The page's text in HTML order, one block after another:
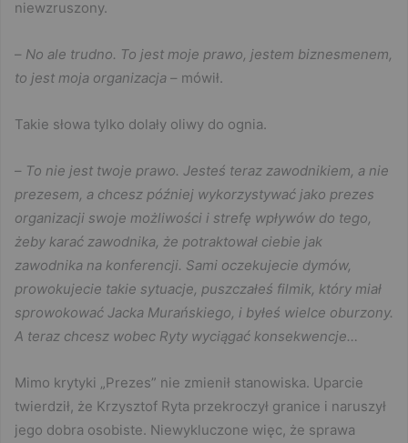
niewzruszony.
– No ale trudno. To jest moje prawo, jestem biznesmenem,
to jest moja organizacja – mówił.
Takie słowa tylko dolały oliwy do ognia.
– To nie jest twoje prawo. Jesteś teraz zawodnikiem, a nie
prezesem, a chcesz później wykorzystywać jako prezes
organizacji swoje możliwości i strefę wpływów do tego,
żeby karać zawodnika, że potraktował ciebie jak
zawodnika na konferencji. Sami oczekujecie dymów,
prowokujecie takie sytuacje, puszczałeś filmik, który miał
sprowokować Jacka Murańskiego, i byłeś wielce oburzony.
A teraz chcesz wobec Ryty wyciągać konsekwencje…
Mimo krytyki „Prezes” nie zmienił stanowiska. Uparcie
twierdził, że Krzysztof Ryta przekroczył granice i naruszył
jego dobra osobiste. Niewykluczone więc, że sprawa